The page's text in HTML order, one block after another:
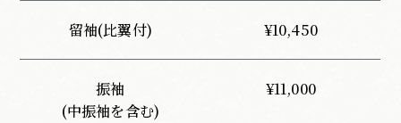
留袖(比翼付) ¥10,450
振袖
(中振袖を含む)
¥11,000